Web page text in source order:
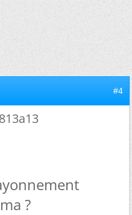
#4
?